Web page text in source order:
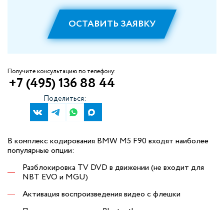
ОСТАВИТЬ ЗАЯВКУ
Получите консультацию по телефону:
+7 (495) 136 88 44
Поделиться:
В комплекс кодирования BMW M5 F90 входят наиболее
популярные опции:
Разблокировка TV DVD в движении (не входит для
NBT EVO и MGU)
Активация воспроизведения видео с флешки